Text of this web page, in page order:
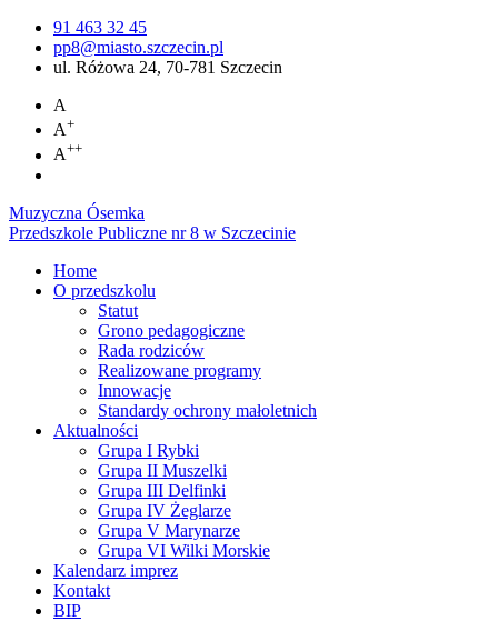
91 463 32 45
pp8@miasto.szczecin.pl
ul. Różowa 24, 70-781 Szczecin
A
A+
A++
Muzyczna Ósemka
Przedszkole Publiczne nr 8 w Szczecinie
Home
O przedszkolu
Statut
Grono pedagogiczne
Rada rodziców
Realizowane programy
Innowacje
Standardy ochrony małoletnich
Aktualności
Grupa I Rybki
Grupa II Muszelki
Grupa III Delfinki
Grupa IV Żeglarze
Grupa V Marynarze
Grupa VI Wilki Morskie
Kalendarz imprez
Kontakt
BIP